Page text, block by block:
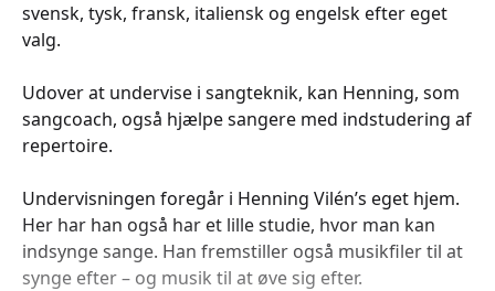
svensk, tysk, fransk, italiensk og engelsk efter eget
valg.
Udover at undervise i sangteknik, kan Henning, som
sangcoach, også hjælpe sangere med indstudering af
repertoire.
Undervisningen foregår i Henning Vilén’s eget hjem.
Her har han også har et lille studie, hvor man kan
indsynge sange. Han fremstiller også musikfiler til at
synge efter – og musik til at øve sig efter.